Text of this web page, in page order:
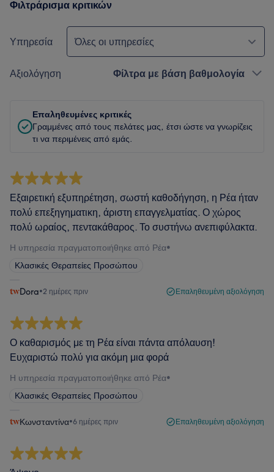
Φιλτράρισμα κριτικών
Υπηρεσία Όλες οι υπηρεσίες
Αξιολόγηση Φίλτρα με βάση βαθμολογία
Επαληθευμένες κριτικές
Γραμμένες από τους πελάτες μας, έτσι ώστε να γνωρίζεις
τι να περιμένεις από εμάς.
Εξαιρετική εξυπηρέτηση, σωστή καθοδήγηση, η Ρέα ήταν
πολύ επεξηγηματικη, άριστη επαγγελματίας. Ο χώρος
πολύ ωραίος, πεντακάθαρος. Το συστήνω ανεπιφύλακτα.
Η υπηρεσία πραγματοποιήθηκε από Ρέα•
Κλασικές Θεραπείες Προσώπου
Dora•2 ημέρες πριν Επαληθευμένη αξιολόγηση
Ο καθαρισμός με τη Ρέα είναι πάντα απόλαυση!
Ευχαριστώ πολύ για ακόμη μια φορά
Η υπηρεσία πραγματοποιήθηκε από Ρέα•
Κλασικές Θεραπείες Προσώπου
Κωνσταντίνα•6 ημέρες πριν Επαληθευμένη αξιολόγηση